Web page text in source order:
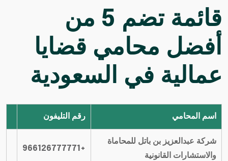
قائمة تضم 5 من
أفضل محامي قضايا
عمالية في السعودية
اسم المحامي رقم التليفون
شركة عبدالعزيز بن باتل للمحاماة
والاستشارات القانونية
+966126777771